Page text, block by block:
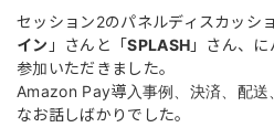
セッション2のパネルディスカッシ
イン 」さんと「SPLASH 」さん、
参加いただきました。
Amazon Pay導入事例、決済、配
なお話しばかりでした。